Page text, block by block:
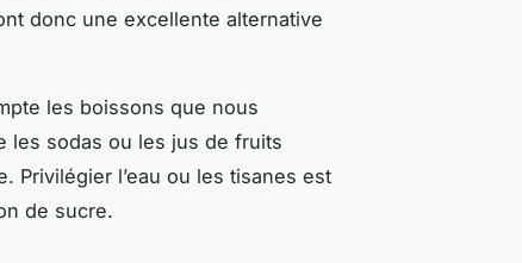
donc une excellente alternative
les boissons que nous
les sodas ou les jus de fruits
Privilégier l’eau ou les tisanes est
de sucre.